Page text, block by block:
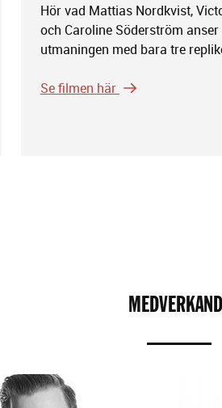
Hör vad Mattias Nordkvist,
och Caroline Söderström
utmaningen med bara tre
Se filmen här